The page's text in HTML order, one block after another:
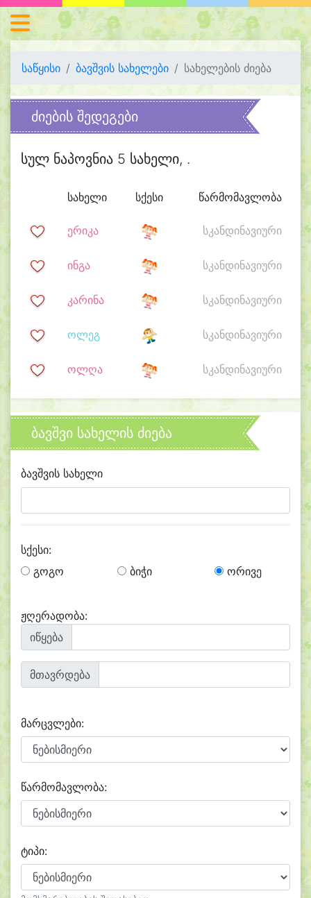
საწყისი ბავშვის სახელები სახელების ძიება
ძიების შედეგები
სულ ნაპოვნია 5 სახელი, .
სახელი სქესი წარმომავლობა
ერიკა სკანდინავიური
ინგა სკანდინავიური
კარინა სკანდინავიური
ოლეგ სკანდინავიური
ოლღა სკანდინავიური
ბავშვი სახელის ძიება
ბავშვის სახელი
სქესი:
გოგო
ბიჭი ორივე
ჟღერადობა:
იწყება
მთავრდება
მარცვლები:
წარმომავლობა:
ტიპი: